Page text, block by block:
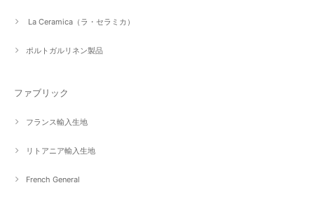
La Ceramica（ラ・セラミカ）
ポルトガルリネン製品
ファブリック
フランス輸入生地
リトアニア輸入生地
French General